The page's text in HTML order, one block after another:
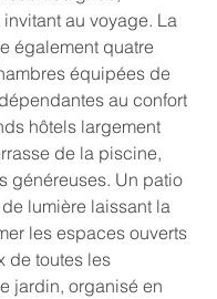
au voyage. La
également quatre
équipées de
au confort
hôtels largement
de la piscine,
généreuses. Un patio
lumière laissant la
les espaces ouverts
de toutes les
jardin, organisé en